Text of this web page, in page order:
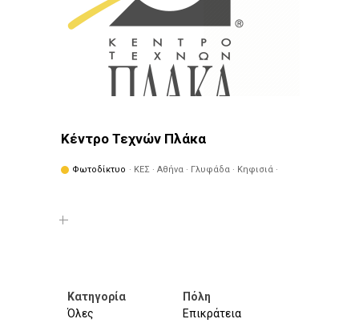
Κέντρο Τεχνών Πλάκα
Φωτοδίκτυο · ΚΕΣ · Αθήνα · Γλυφάδα · Κηφισιά ·
Κατηγορία
Όλες
Πόλη
Επικράτεια